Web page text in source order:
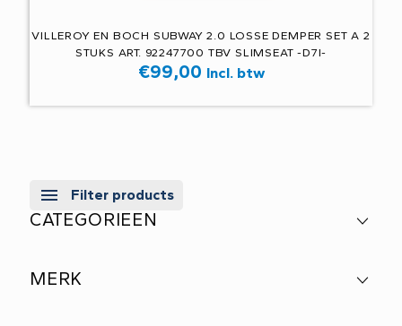
VILLEROY EN BOCH SUBWAY 2.0 LOSSE DEMPER SET A 2
STUKS ART. 92247700 TBV SLIMSEAT -D7I-
€99,00 Incl. btw
Filter products
CATEGORIEEN
MERK